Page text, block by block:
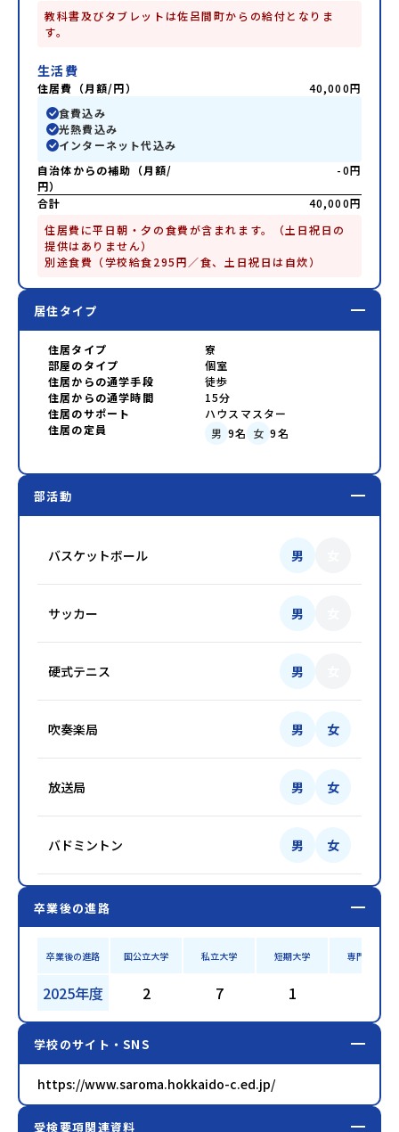
教科書及びタブレットは佐呂間町からの給付となりま
す。
生活費
住居費（月額/円）
40,000円
食費込み
光熱費込み
インターネット代込み
自治体からの補助（月額/
円）
-0円
合計
40,000円
住居費に平日朝・夕の食費が含まれます。（土日祝日の
提供はありません）
別途食費（学校給食295円／食、土日祝日は自炊）
居住タイプ
住居タイプ
寮
部屋のタイプ
個室
住居からの通学手段
徒歩
住居からの通学時間
15分
住居のサポート
ハウスマスター
住居の定員
男 9名 女 9名
部活動
バスケットボール 男
サッカー 男
硬式テニス 男
吹奏楽局 男 女
放送局 男 女
バドミントン 男 女
卒業後の進路
卒業後の進路 国公立大学 私立大学 短期大学 専門学校
2025年度 2 7 1
学校のサイト・SNS
https://www.saroma.hokkaido-c.ed.jp/
受検要項関連資料